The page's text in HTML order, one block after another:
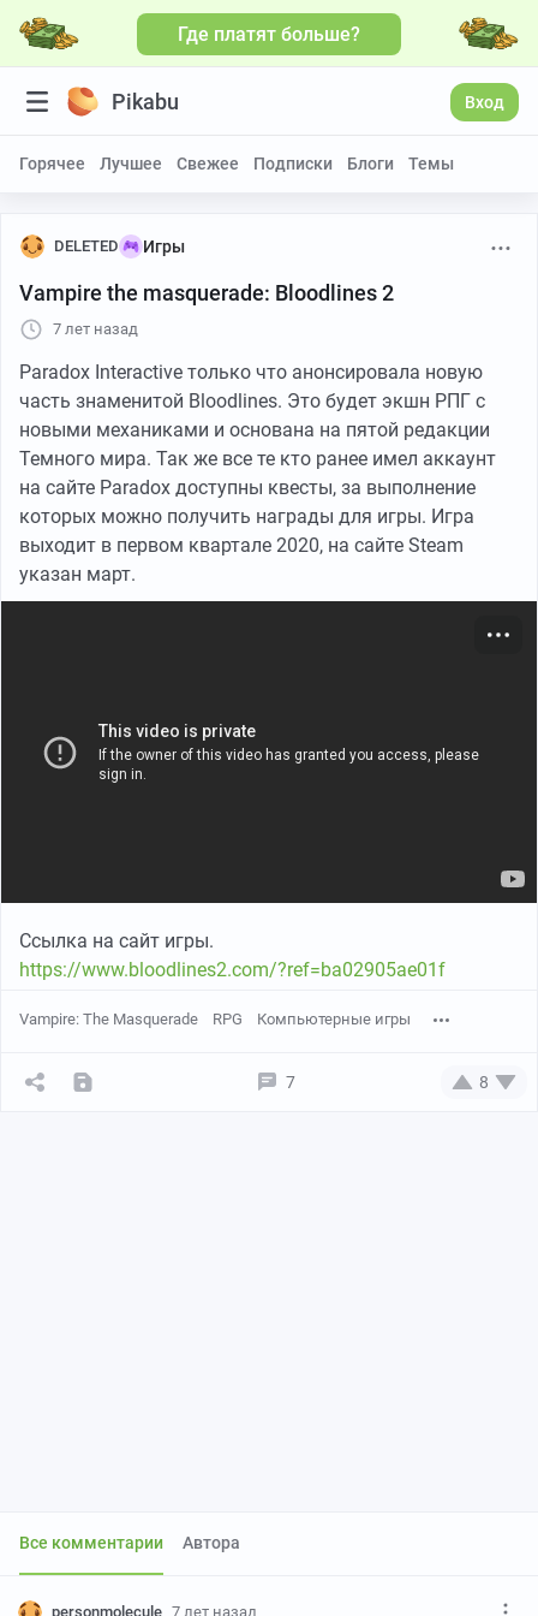
Где платят больше?
Pikabu Вход
Горячее Лучшее Свежее Подписки Блоги Темы
DELETED Игры
Vampire the masquerade: Bloodlines 2
7 лет назад
Paradox Interactive только что анонсировала новую
часть знаменитой Bloodlines. Это будет экшн РПГ с
новыми механиками и основана на пятой редакции
Темного мира. Так же все те кто ранее имел аккаунт
на сайте Paradox доступны квесты, за выполнение
которых можно получить награды для игры. Игра
выходит в первом квартале 2020, на сайте Steam
указан март.
Ссылка на сайт игры.
https://www.bloodlines2.com/?ref=ba02905ae01f
Vampire: The Masquerade RPG Компьютерные игры
7 8
Все комментарии Автора
personmolecule 7 лет назад
Больше видео